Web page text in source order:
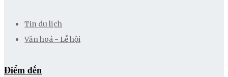
Tin du lịch
Văn hoá - Lễ hội
Điểm đến